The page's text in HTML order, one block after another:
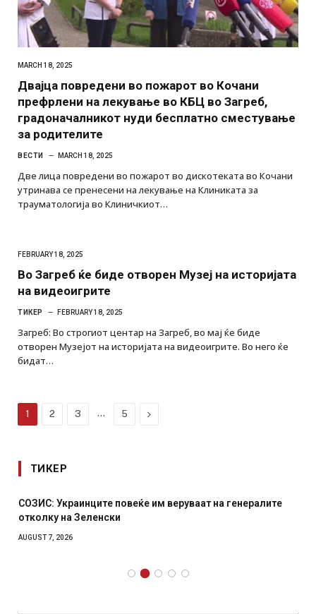
MARCH 18, 2025
Двајца повредени во пожарот во Кочани
префрлени на лекување во КБЦ во Загреб,
градоначалникот нуди бесплатно сместување
за родителите
ВЕСТИ MARCH 18, 2025
Две лица повредени во пожарот во дискотеката во Кочани
утринава се пренесени на лекување на Клиниката за
трауматологија во Клиничкиот…
FEBRUARY 18, 2025
Во Загреб ќе биде отворен Музеј на историјата
на видеоигрите
ТИКЕР FEBRUARY 18, 2025
Загреб: Во строгиот центар на Загреб, во мај ќе биде
отворен Музејот на историјата на видеоигрите. Во него ќе
бидат…
1 2 3 … 5 Next
ТИКЕР
СОЗИС: Украинците повеќе им веруваат на генералите
отколку на Зеленски
AUGUST 7, 2026